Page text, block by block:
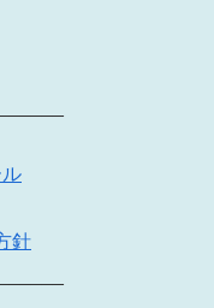
針